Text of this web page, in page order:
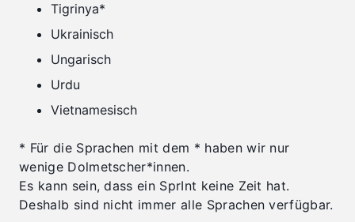
Tigrinya*
Ukrainisch
Ungarisch
Urdu
Vietnamesisch
* Für die Sprachen mit dem * haben wir nur
wenige Dolmetscher*innen.
Es kann sein, dass ein SprInt keine Zeit hat.
Deshalb sind nicht immer alle Sprachen verfügbar.